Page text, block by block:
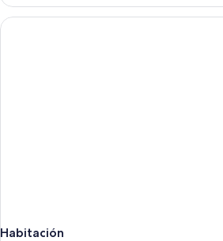
vistas
al
Habitación